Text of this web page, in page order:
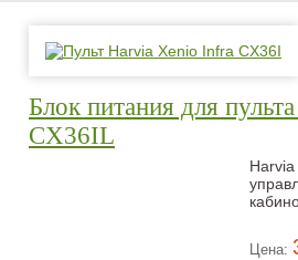
Блок питания для
CX36IL
Цена: